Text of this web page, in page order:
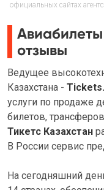
официальных сайтах
Авиабилеты
отзывы
Ведущее
Казахстана -
услуги по продаже
билетов,
Тикетс Казахстан
В России сервис
На сегодняшний